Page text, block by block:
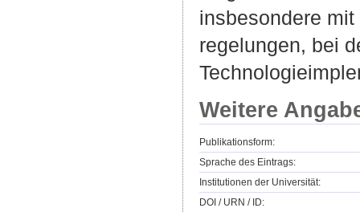
insbesondere
regelungen, bei
Weitere
Publikationsform:
Sprache des Eintrags:
Institutionen der Universität:
DOI / URN / ID: